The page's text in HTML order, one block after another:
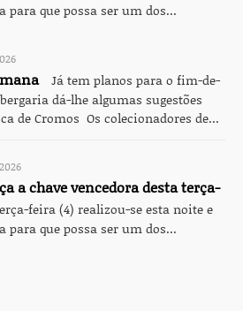
para que possa ser um dos...
Já tem planos para o fim-de-
dá-lhe algumas sugestões
de Cromos Os colecionadores de...
a chave vencedora desta terça-
feira (4) realizou-se esta noite e
para que possa ser um dos...